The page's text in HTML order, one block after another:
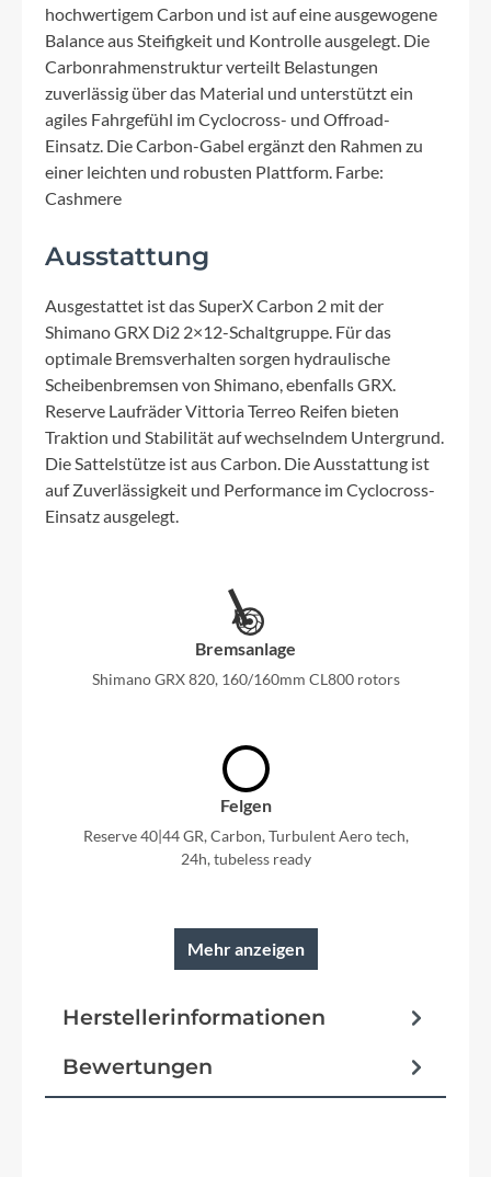
hochwertigem Carbon und ist auf eine ausgewogene
Balance aus Steifigkeit und Kontrolle ausgelegt. Die
Carbonrahmenstruktur verteilt Belastungen
zuverlässig über das Material und unterstützt ein
agiles Fahrgefühl im Cyclocross- und Offroad-
Einsatz. Die Carbon-Gabel ergänzt den Rahmen zu
einer leichten und robusten Plattform. Farbe:
Cashmere
Ausstattung
Ausgestattet ist das SuperX Carbon 2 mit der
Shimano GRX Di2 2×12-Schaltgruppe. Für das
optimale Bremsverhalten sorgen hydraulische
Scheibenbremsen von Shimano, ebenfalls GRX.
Reserve Laufräder Vittoria Terreo Reifen bieten
Traktion und Stabilität auf wechselndem Untergrund.
Die Sattelstütze ist aus Carbon. Die Ausstattung ist
auf Zuverlässigkeit und Performance im Cyclocross-
Einsatz ausgelegt.
Bremsanlage
Shimano GRX 820, 160/160mm CL800 rotors
Felgen
Reserve 40|44 GR, Carbon, Turbulent Aero tech,
24h, tubeless ready
SuperX Carbon, Proportional Response
thru-axle, UDH BSA 68mm threaded BB, flat
mount disc, integrated seatpost binder
Mehr anzeigen
Herstellerinformationen
Bewertungen